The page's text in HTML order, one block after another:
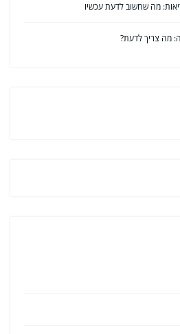
מה שחשוב לדעת עכשיו
מה צריך לדעת?